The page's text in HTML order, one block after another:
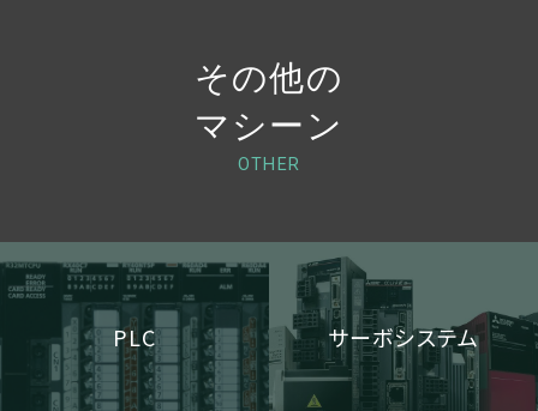
その他の
マシーン
OTHER
PLC サーボシステム